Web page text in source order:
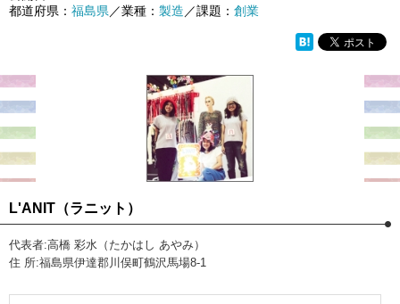
都道府県： 福島県／業種： 製造／課題： 創業
L'ANIT（ラニット）
代表者:高橋 彩水（たかはし あやみ）
住 所:福島県伊達郡川俣町鶴沢馬場8-1